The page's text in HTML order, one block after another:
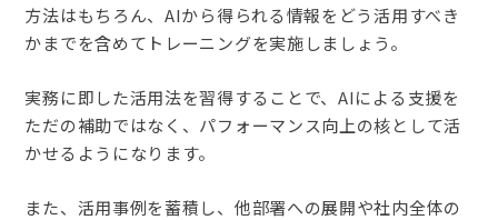
方法はもちろん、AIから得られる情報をどう活用すべき
かまでを含めてトレーニングを実施しましょう。
実務に即した活用法を習得することで、AIによる支援を
ただの補助ではなく、パフォーマンス向上の核として活
かせるようになります。
また、活用事例を蓄積し、他部署への展開や社内全体の